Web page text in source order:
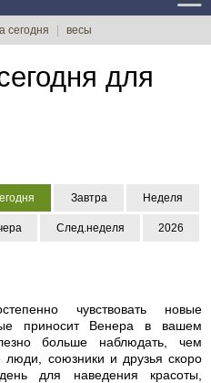
сегодня весы
для
Завтра Неделя
След.неделя 2026
чувствовать новые
приносит Венера в вашем
больше наблюдать, чем
люди, союзники и друзья скоро
для наведения красоты,